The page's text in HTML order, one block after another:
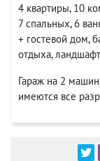
4 квартиры, 10
7 спальных, 6
+ гостевой дом,
отдыха,
Гараж на 2
имеются все